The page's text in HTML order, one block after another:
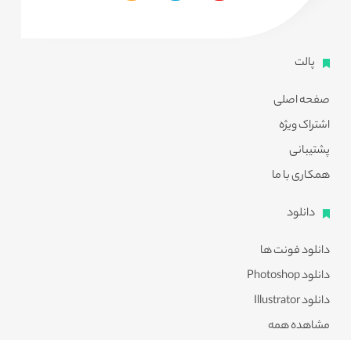
پالت
صفحه اصلی
اشتراک ویژه
پشتیبانی
همکاری با ما
دانلود
دانلود فونت ها
دانلود Photoshop
دانلود Illustrator
مشاهده همه